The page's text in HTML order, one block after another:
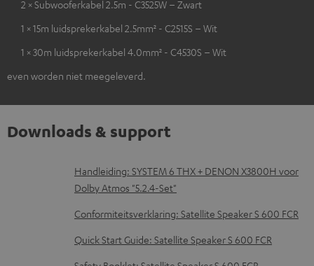
2 × Subwooferkabel 2.5m - C3525W – Zwart
1 × 15m luidsprekerkabel 2.5mm² - C2515S – Wit
1 × 30m luidsprekerkabel 4.0mm² - C4530S – Wit
even worden niet meegeleverd.
Downloads & support
D
o
w
n
Handleiding: SYSTEM 6 THX + DENON X3800H voor
Dolby Atmos "5.2.4-Set"
Conformiteitsverklaring: Satellite Speaker S 600 FCR
Quick Start Guide: Satellite Speaker S 600 FCR